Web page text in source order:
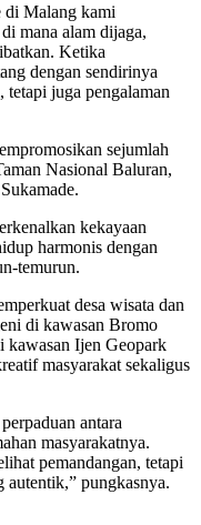
di Malang kami
mana alam dijaga,
Ketika
dengan sendirinya
tetapi juga pengalaman
sejumlah
Nasional Baluran,
kekayaan
harmonis dengan
temurun.
desa wisata dan
di kawasan Bromo
kawasan Ijen Geopark
masyarakat sekaligus
antara
masyarakatnya.
pemandangan, tetapi
autentik,” pungkasnya.